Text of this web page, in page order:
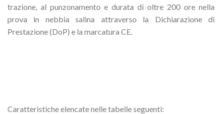
trazione, al punzonamento e durata di oltre 200 ore nella
prova in nebbia salina attraverso la Dichiarazione di
Prestazione (DoP) e la marcatura CE.
Caratteristiche elencate nelle tabelle seguenti: